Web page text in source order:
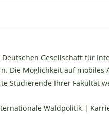
Gesellschaft für
Die Möglichkeit auf
Studierende Ihrer Fakultät
Waldpolitik |